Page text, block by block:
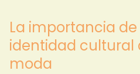
La importancia
identidad cultural
moda